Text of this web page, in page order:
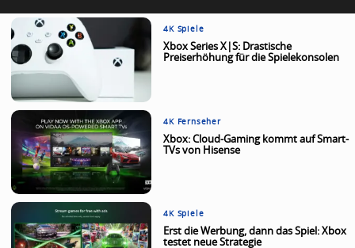
4K Spiele
Xbox Series X|S: Drastische
Preiserhöhung für die Spielekonsolen
4K Fernseher
Xbox: Cloud-Gaming kommt auf Smart-
TVs von Hisense
4K Spiele
Erst die Werbung, dann das Spiel: Xbox
testet neue Strategie